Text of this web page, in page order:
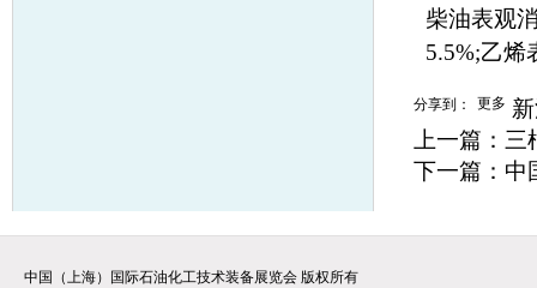
柴油表观
5.5%;乙烯
分享到： 更多
上一篇： 三
下一篇： 中
中国（上海）国际石油化工技术装备展览会 版权所有